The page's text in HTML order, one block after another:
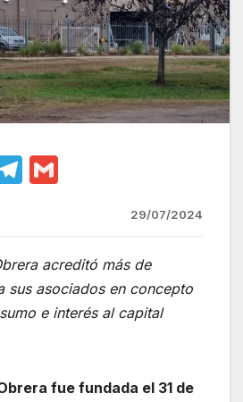
T
e
gr
a
m
ail
29/07/2024
acreditó más de
sus asociados en concepto
e interés al capital
fue fundada el 31 de